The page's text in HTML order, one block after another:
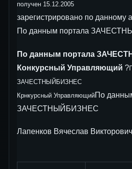
получен 15.12.2005
зарегистрировано по данному
По данным портала
По данным портала
Конкурсный Управляющий ?
ЗАЧЕСТНЫЙБИЗНЕС
Крнкурсный УправляющийПо
ЗАЧЕСТНЫЙБИЗНЕС
Лапенков Вячеслав Викторович